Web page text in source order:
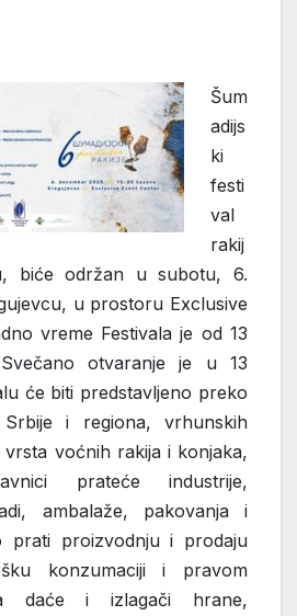
Šum
adijs
ki
festi
val
rakij
biće održan u subotu, 6.
u prostoru Exclusive
vreme Festivala je od 13
otvaranje je u 13
će biti predstavljeno preko
i regiona, vrhunskih
voćnih rakija i konjaka,
prateće industrije,
ambalaže, pakovanja i
prati proizvodnju i prodaju
konzumaciji i pravom
daće i izlagači hrane,